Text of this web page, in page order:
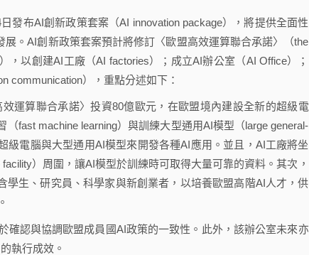
發布AI創新政策套案（AI innovation package），將提供全面性
。AI創新政策套案預計將修訂〈歐盟高效運算聯合承諾〉（the
，以創建AI工廠（AI factories）；成立AI辦公室（AI Office）；
communication），重點分述如下：
運算聯合承諾〉投資80億歐元，在歐盟境內建設全新的超級電
fast machine learning）與訓練大型通用AI模型（large general-
級電腦與大型通用AI模型來開發各種AI應用。並且，AI工廠將坐
）周圍，讓AI模型於訓練時可取得大量可靠的資料。其次，
生、研究員、科學家與新創業者，以培養歐盟高階AI人才，供
確認與協調歐盟成員國AI政策的一致性。此外，該辦公室未來亦
執行成效。